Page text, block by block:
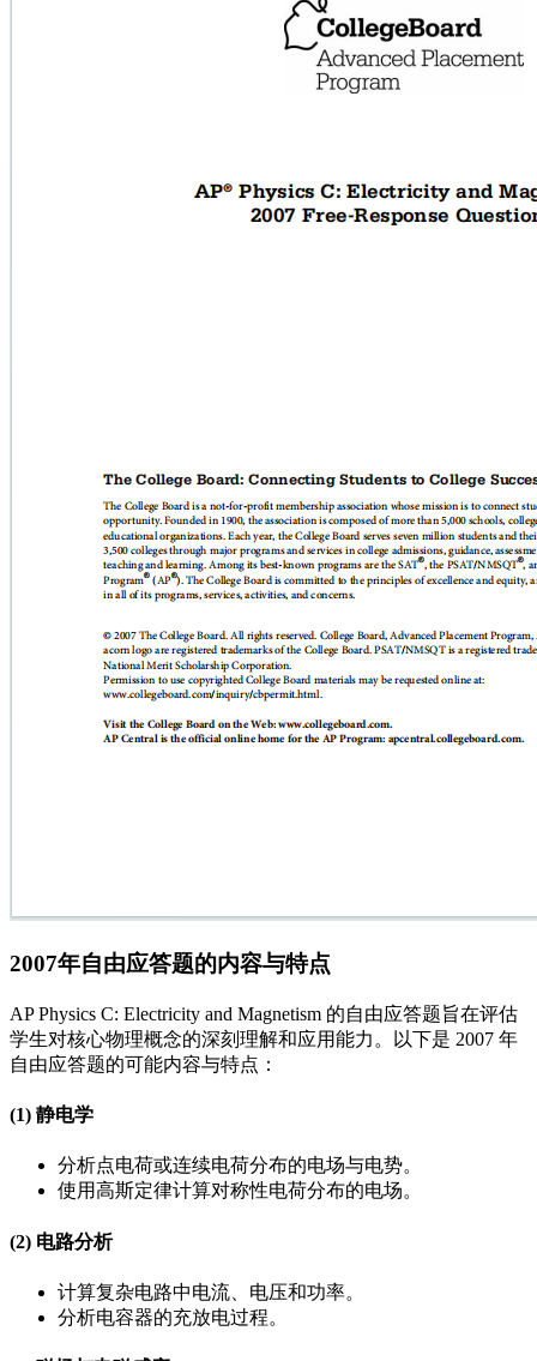
2007年自由应答题的内容与特点
AP Physics C: Electricity and Magnetism 的自由应答题旨在评估
学生对核心物理概念的深刻理解和应用能力。以下是 2007 年
自由应答题的可能内容与特点：
(1) 静电学
分析点电荷或连续电荷分布的电场与电势。
使用高斯定律计算对称性电荷分布的电场。
(2) 电路分析
计算复杂电路中电流、电压和功率。
分析电容器的充放电过程。